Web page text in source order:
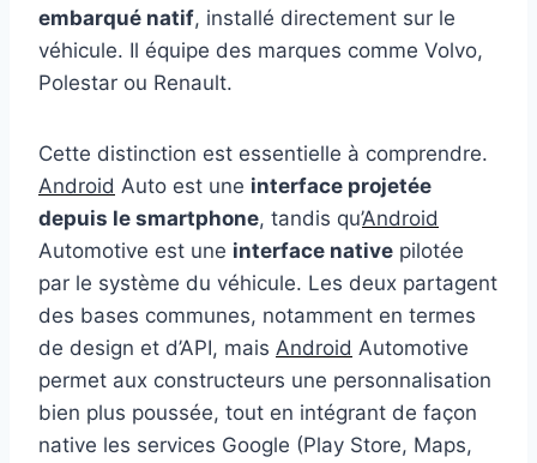
embarqué natif, installé directement sur le
véhicule. Il équipe des marques comme Volvo,
Polestar ou Renault.
Cette distinction est essentielle à comprendre.
Android Auto est une interface projetée
depuis le smartphone, tandis qu’Android
Automotive est une interface native pilotée
par le système du véhicule. Les deux partagent
des bases communes, notamment en termes
de design et d’API, mais Android Automotive
permet aux constructeurs une personnalisation
bien plus poussée, tout en intégrant de façon
native les services Google (Play Store, Maps,